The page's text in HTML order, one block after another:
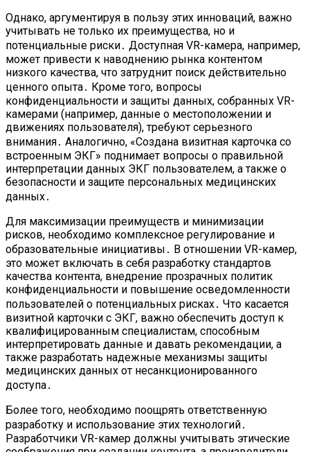
Однако, аргументируя в пользу этих инноваций, важно
учитывать не только их преимущества, но и
потенциальные риски․ Доступная VR-камера, например,
может привести к наводнению рынка контентом
низкого качества, что затруднит поиск действительно
ценного опыта․ Кроме того, вопросы
конфиденциальности и защиты данных, собранных VR-
камерами (например, данные о местоположении и
движениях пользователя), требуют серьезного
внимания․ Аналогично, «Создана визитная карточка со
встроенным ЭКГ» поднимает вопросы о правильной
интерпретации данных ЭКГ пользователем, а также о
безопасности и защите персональных медицинских
данных․
Для максимизации преимуществ и минимизации
рисков, необходимо комплексное регулирование и
образовательные инициативы․ В отношении VR-камер,
это может включать в себя разработку стандартов
качества контента, внедрение прозрачных политик
конфиденциальности и повышение осведомленности
пользователей о потенциальных рисках․ Что касается
визитной карточки с ЭКГ, важно обеспечить доступ к
квалифицированным специалистам, способным
интерпретировать данные и давать рекомендации, а
также разработать надежные механизмы защиты
медицинских данных от несанкционированного
доступа․
Более того, необходимо поощрять ответственную
разработку и использование этих технологий․
Разработчики VR-камер должны учитывать этические